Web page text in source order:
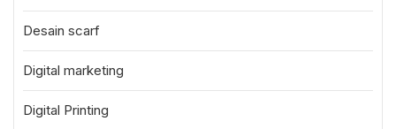
Desain scarf
Digital marketing
Digital Printing